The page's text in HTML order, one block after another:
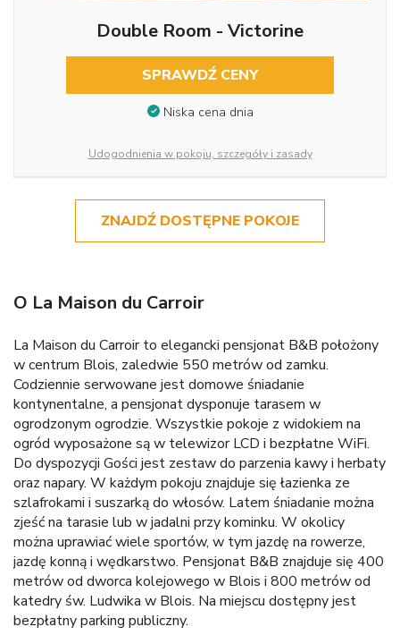
Double Room - Victorine
SPRAWDŹ CENY
Niska cena dnia
Udogodnienia w pokoju, szczegóły i zasady
ZNAJDŹ DOSTĘPNE POKOJE
O La Maison du Carroir
La Maison du Carroir to elegancki pensjonat B&B położony
w centrum Blois, zaledwie 550 metrów od zamku.
Codziennie serwowane jest domowe śniadanie
kontynentalne, a pensjonat dysponuje tarasem w
ogrodzonym ogrodzie. Wszystkie pokoje z widokiem na
ogród wyposażone są w telewizor LCD i bezpłatne WiFi.
Do dyspozycji Gości jest zestaw do parzenia kawy i herbaty
oraz napary. W każdym pokoju znajduje się łazienka ze
szlafrokami i suszarką do włosów. Latem śniadanie można
zjeść na tarasie lub w jadalni przy kominku. W okolicy
można uprawiać wiele sportów, w tym jazdę na rowerze,
jazdę konną i wędkarstwo. Pensjonat B&B znajduje się 400
metrów od dworca kolejowego w Blois i 800 metrów od
katedry św. Ludwika w Blois. Na miejscu dostępny jest
bezpłatny parking publiczny.